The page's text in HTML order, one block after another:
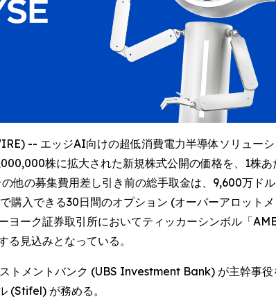
-- エッジAI向けの超低消費電力半導体ソリュー
株に拡大された新規株式公開の価格を、1株
他の募集費用差し引き前の総手取金は、9,600万ド
購入できる30日間のオプション (オーバーアロット
ーク証券取引所においてティッカーシンボル「
見込みとなっている。
メントバンク (UBS Investment Bank) が主幹事
(Stifel) が務める。